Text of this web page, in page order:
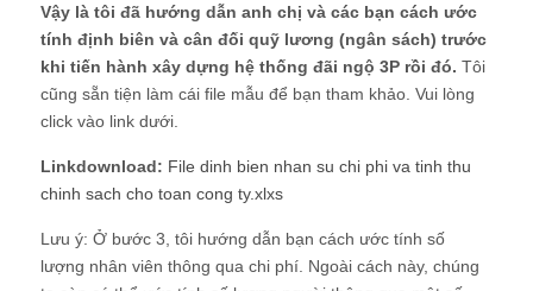
Vậy là tôi đã hướng dẫn anh chị và các bạn cách ước
tính định biên và cân đối quỹ lương (ngân sách) trước
khi tiến hành xây dựng hệ thống đãi ngộ 3P rồi đó. Tôi
cũng sẵn tiện làm cái file mẫu để bạn tham khảo. Vui lòng
click vào link dưới.
Linkdownload: File dinh bien nhan su chi phi va tinh thu
chinh sach cho toan cong ty.xlxs
Lưu ý: Ở bước 3, tôi hướng dẫn bạn cách ước tính số
lượng nhân viên thông qua chi phí. Ngoài cách này, chúng